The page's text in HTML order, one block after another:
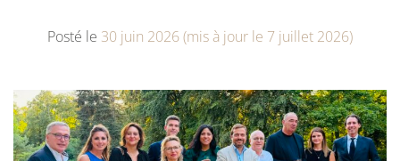
Posté le 30 juin 2026(mis à jour le 7 juillet 2026)